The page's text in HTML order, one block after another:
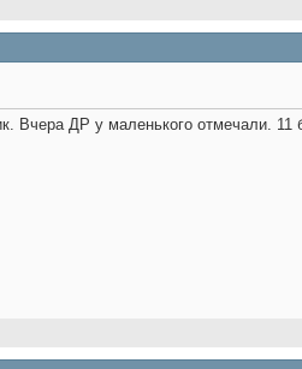
Вчера ДР у маленького отмечали. 11